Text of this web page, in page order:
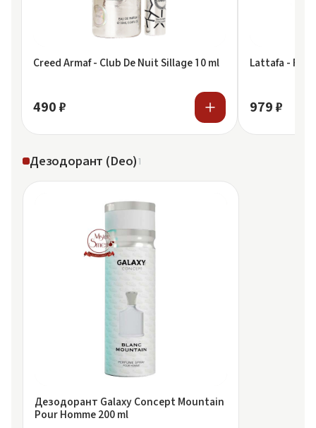
Creed Armaf - Club De Nuit Sillage 10 ml
490 ₽
Lattafa -
979 ₽
Дезодорант (Deo)1
Дезодорант Galaxy Concept Mountain
Pour Homme 200 ml